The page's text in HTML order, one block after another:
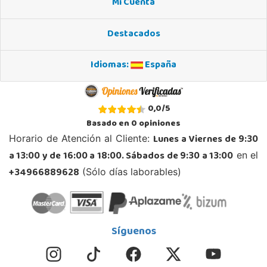
03820, Cocentaina
POCAS UNIDADES
Juguetilandia Collado Villalba
C/Jade, 8, Centro Empresarial Sierra Norte, P-29
28400, Collado Villalba
918 406 791
Localizar Tienda
Juguetilandia Córdoba
C/ INGENIERO JUAN DE LA CIERVA 1 Polígono Industrial La Torrecilla
Destacados
Idiomas:
España
0,0/5
Basado en0opiniones
Horario de Atención al Cliente: Lunes a Viernes de 9:30
a 13:00 y de 16:00 a 18:00. Sábados de 9:30 a 13:00 en el
+34966889628 (Sólo días laborables)
Síguenos